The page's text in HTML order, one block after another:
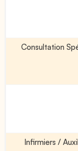
Consultation
Infirmiers /